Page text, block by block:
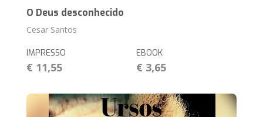
O Deus desconhecido
Cesar Santos
IMPRESSO
€ 11,55
EBOOK
€ 3,65